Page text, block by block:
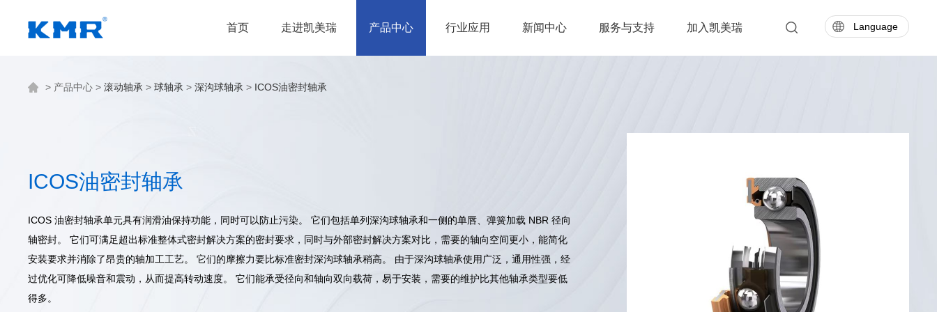
Language
首页 走进凯美瑞 产品中心 行业应用 新闻中心 服务与支持 加入凯美瑞
> 产品中心>滚动轴承 >球轴承 >深沟球轴承 > ICOS油密封轴承
ICOS油密封轴承
ICOS 油密封轴承单元具有润滑油保持功能，同时可以防止污染。 它们包括单列深沟球轴承和一侧的单唇、弹簧加载 NBR 径向
轴密封。 它们可满足超出标准整体式密封解决方案的密封要求，同时与外部密封解决方案对比，需要的轴向空间更小，能简化
安装要求并消除了昂贵的轴加工工艺。 它们的摩擦力要比标准密封深沟球轴承稍高。 由于深沟球轴承使用广泛，通用性强，经
过优化可降低噪音和震动，从而提高转动速度。 它们能承受径向和轴向双向载荷，易于安装，需要的维护比其他轴承类型要低
得多。